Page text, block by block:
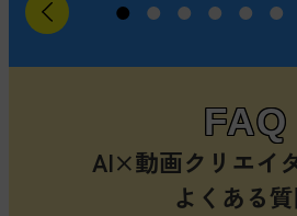
AI×動画クリエイ
よくある
FAQ